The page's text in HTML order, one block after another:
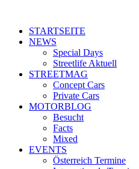
STARTSEITE
NEWS
Special Days
Streetlife Aktuell
STREETMAG
Concept Cars
Private Cars
MOTORBLOG
Besucht
Facts
Mixed
EVENTS
Österreich Termine